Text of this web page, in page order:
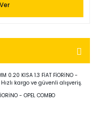
0.20 KISA 1.3 FİAT FİORİNO -
kargo ve güvenli alışveriş.
- OPEL COMBO